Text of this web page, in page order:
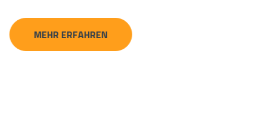
MEHR ERFAHREN